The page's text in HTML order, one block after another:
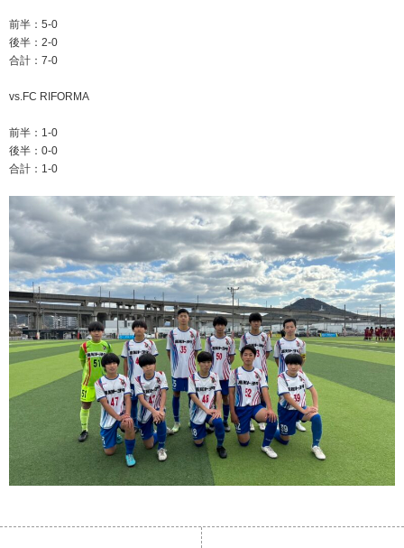
前半：5-0
後半：2-0
合計：7-0
vs.FC RIFORMA
前半：1-0
後半：0-0
合計：1-0